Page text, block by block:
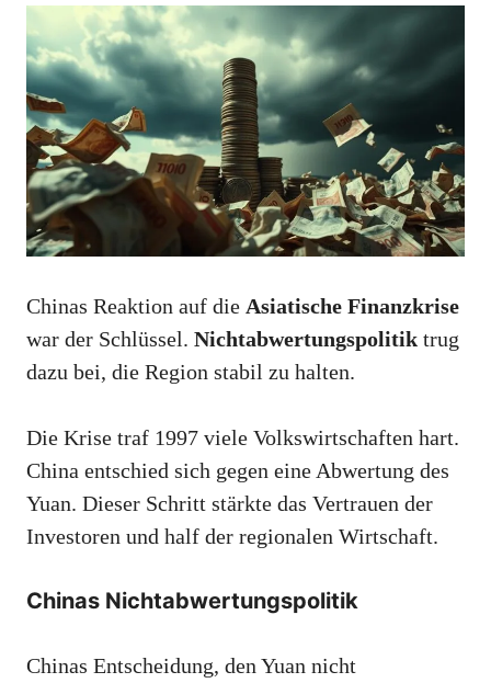
Chinas Reaktion auf die Asiatische Finanzkrise
war der Schlüssel. Nichtabwertungspolitik trug
dazu bei, die Region stabil zu halten.
Die Krise traf 1997 viele Volkswirtschaften hart.
China entschied sich gegen eine Abwertung des
Yuan. Dieser Schritt stärkte das Vertrauen der
Investoren und half der regionalen Wirtschaft.
Chinas Nichtabwertungspolitik
Chinas Entscheidung, den Yuan nicht